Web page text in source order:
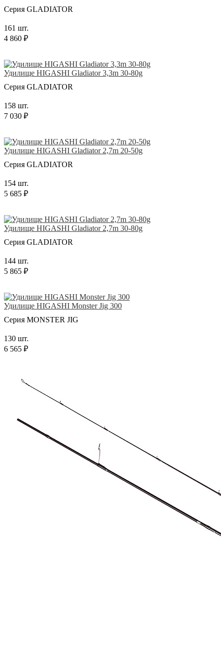
Серия GLADIATOR
161 шт.
4 860 ₽
Удилище HIGASHI Gladiator 3,3m 30-80g
Серия GLADIATOR
158 шт.
7 030 ₽
Удилище HIGASHI Gladiator 2,7m 20-50g
Серия GLADIATOR
154 шт.
5 685 ₽
Удилище HIGASHI Gladiator 2,7m 30-80g
Серия GLADIATOR
144 шт.
5 865 ₽
Удилище HIGASHI Monster Jig 300
Серия MONSTER JIG
130 шт.
6 565 ₽